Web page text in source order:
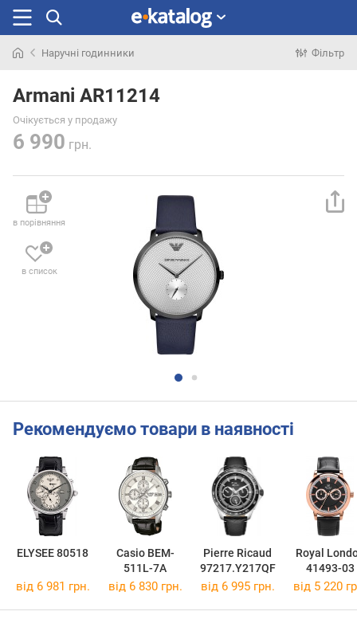
раніше
Наручні годинники Фільтр
Armani AR11214
Очікується у продажу
6 990 грн.
в порівняння
в список
Рекомендуємо товари в наявності
ELYSEE 80518
Casio BEM-
511L-7A
Pierre Ricaud
97217.Y217QF
Royal
41493-03
від 6 981 грн. від 6 830 грн. від 6 995 грн. від 5 220